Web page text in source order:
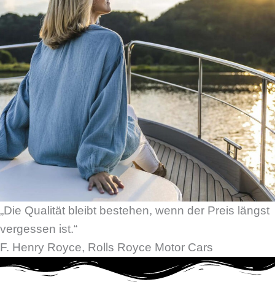
„Die Qualität bleibt bestehen, wenn der Preis längst
vergessen ist.“
F. Henry Royce, Rolls Royce Motor Cars